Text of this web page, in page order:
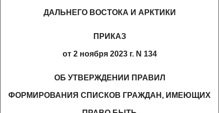
ДАЛЬНЕГО ВОСТОКА И АРКТИКИ
ПРИКАЗ
от 2 ноября 2023 г. N 134
ОБ УТВЕРЖДЕНИИ ПРАВИЛ
ФОРМИРОВАНИЯ СПИСКОВ ГРАЖДАН, ИМЕЮЩИХ